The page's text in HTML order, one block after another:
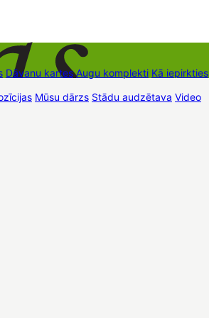
Dāvanu kartes Augu komplekti Kā iepirkties
Mūsu dārzs Stādu audzētava Video